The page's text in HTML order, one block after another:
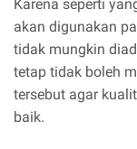
Karena seperti
akan digunakan
tidak mungkin
tetap tidak boleh
tersebut agar
baik.